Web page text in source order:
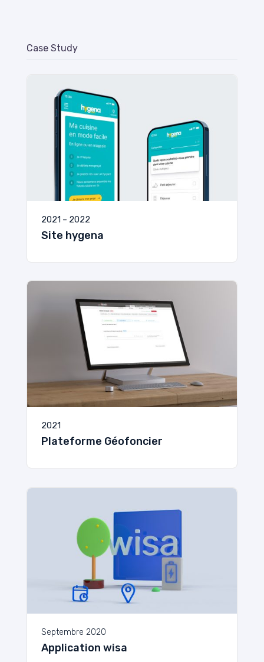
Case Study
2021 – 2022
Site hygena
2021
Plateforme Géofoncier
Septembre 2020
Application wisa